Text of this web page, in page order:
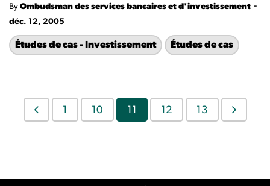
By Ombudsman des services bancaires et d'investissement -
déc. 12, 2005
Études de cas - Investissement Études de cas
1 10 11 12 13